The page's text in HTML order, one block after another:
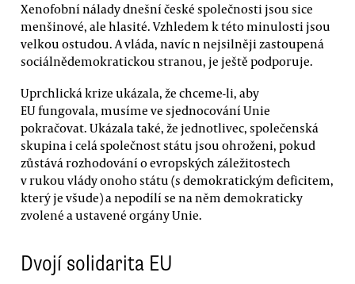
Xenofobní nálady dnešní české společnosti jsou sice
menšinové, ale hlasité. Vzhledem k této minulosti jsou
velkou ostudou. A vláda, navíc n nejsilněji zastoupená
sociálnědemokratickou stranou, je ještě podporuje.
Uprchlická krize ukázala, že chceme-li, aby
EU fungovala, musíme ve sjednocování Unie
pokračovat. Ukázala také, že jednotlivec, společenská
skupina i celá společnost státu jsou ohroženi, pokud
zůstává rozhodování o evropských záležitostech
v rukou vlády onoho státu (s demokratickým deficitem,
který je všude) a nepodílí se na něm demokraticky
zvolené a ustavené orgány Unie.
Dvojí solidarita EU